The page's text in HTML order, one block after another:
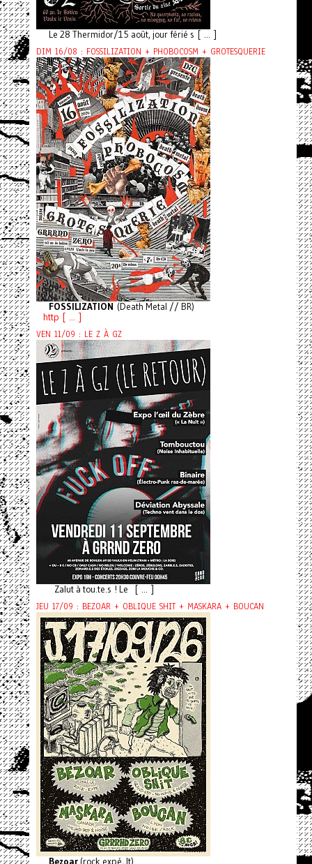
Le 28 Thermidor/15 août, jour férié s [ ... ]
DIM 16/08 : FOSSILIZATION + PHOBOCOSM + GROTESQUERIE
FOSSILIZATION (Death Metal // BR)
http [ ... ]
VEN 11/09 : LE Z À GZ
Zalut à tou.te.s ! Le [ ... ]
JEU 17/09 : BEZOAR + OBLIQUE SHIT + MASKARA + BOUCAN
Bezoar(rock expé, It)